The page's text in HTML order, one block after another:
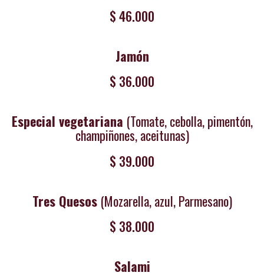
$ 46.000
Jamón
$ 36.000
Especial vegetariana (Tomate, cebolla, pimentón,
champiñones, aceitunas)
$ 39.000
Tres Quesos(Mozarella, azul, Parmesano)
$ 38.000
Salami